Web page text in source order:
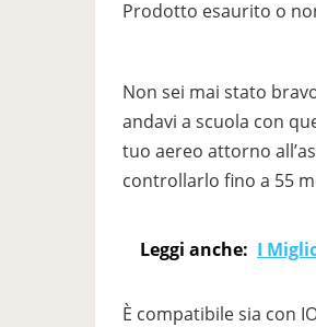
Prodotto esaurito o
Non sei mai stato
andavi a scuola con
tuo aereo attorno
controllarlo fino a 55
Leggi anche: I
È compatibile sia con